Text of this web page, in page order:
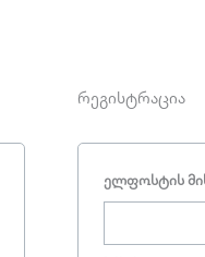
რეგისტრაცია
ელფოსტის